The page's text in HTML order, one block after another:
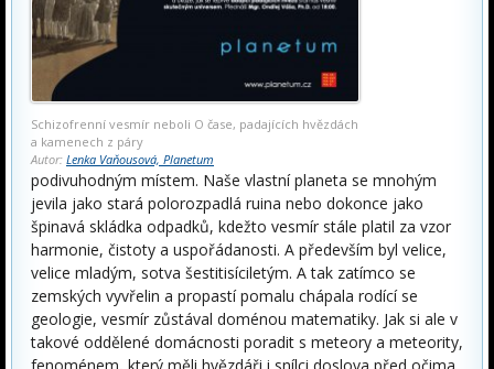
Schizofrenní vesmír neboli O čase, padajících hvězdách
a kamenech z páry
Autor: Lenka Vaňousová, Planetum
podivuhodným místem. Naše vlastní planeta se mnohým
jevila jako stará polorozpadlá ruina nebo dokonce jako
špinavá skládka odpadků, kdežto vesmír stále platil za vzor
harmonie, čistoty a uspořádanosti. A především byl velice,
velice mladým, sotva šestitisíciletým. A tak zatímco se
zemských vyvřelin a propastí pomalu chápala rodící se
geologie, vesmír zůstával doménou matematiky. Jak si ale v
takové oddělené domácnosti poradit s meteory a meteority,